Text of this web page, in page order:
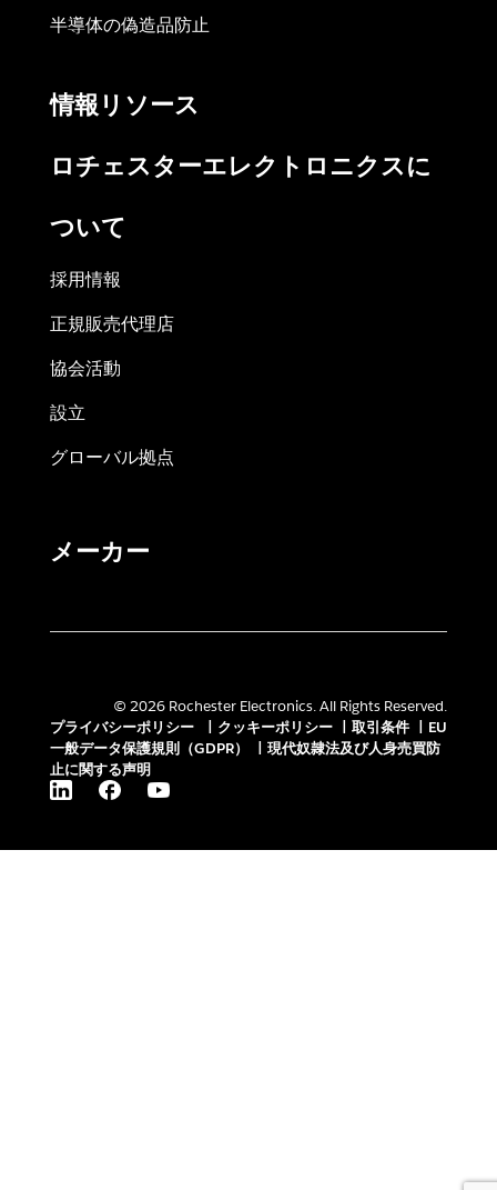
半導体の偽造品防止
情報リソース
ロチェスターエレクトロニクスに
ついて
採用情報
正規販売代理店
協会活動
設立
グローバル拠点
メーカー
© 2026 Rochester Electronics. All Rights Reserved.
プライバシーポリシー
クッキーポリシー 取引条件
EU
一般データ保護規則（GDPR）
現代奴隷法及び人身売買防
止に関する声明